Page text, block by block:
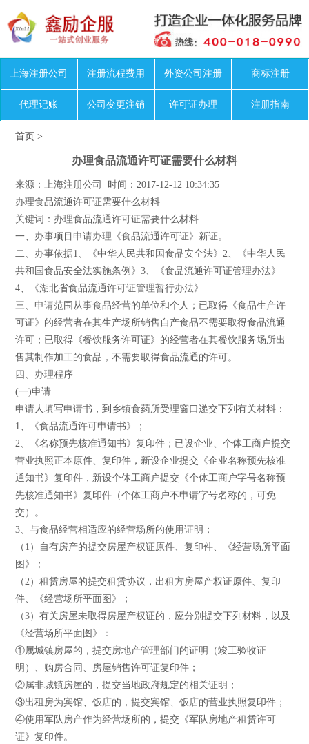
上海注册公司 注册流程费用 外资公司注册 商标注册
代理记账 公司变更注销 许可证办理 注册指南
首页 >
办理食品流通许可证需要什么材料
来源：上海注册公司 时间：2017-12-12 10:34:35
办理食品流通许可证需要什么材料
关键词：办理食品流通许可证需要什么材料
一、办事项目申请办理《食品流通许可证》新证。
二、办事依据1、《中华人民共和国食品安全法》2、《中华人民
共和国食品安全法实施条例》3、《食品流通许可证管理办法》
4、《湖北省食品流通许可证管理暂行办法》
三、申请范围从事食品经营的单位和个人；已取得《食品生产许
可证》的经营者在其生产场所销售自产食品不需要取得食品流通
许可；已取得《餐饮服务许可证》的经营者在其餐饮服务场所出
售其制作加工的食品，不需要取得食品流通的许可。
四、办理程序
(一)申请
申请人填写申请书，到乡镇食药所受理窗口递交下列有关材料：
1、《食品流通许可申请书》；
2、《名称预先核准通知书》复印件；已设企业、个体工商户提交
营业执照正本原件、复印件，新设企业提交《企业名称预先核准
通知书》复印件，新设个体工商户提交《个体工商户字号名称预
先核准通知书》复印件（个体工商户不申请字号名称的，可免
交）。
3、与食品经营相适应的经营场所的使用证明；
（1）自有房产的提交房屋产权证原件、复印件、《经营场所平面
图》；
（2）租赁房屋的提交租赁协议，出租方房屋产权证原件、复印
件、《经营场所平面图》；
（3）有关房屋未取得房屋产权证的，应分别提交下列材料，以及
《经营场所平面图》：
①属城镇房屋的，提交房地产管理部门的证明（竣工验收证
明）、购房合同、房屋销售许可证复印件；
②属非城镇房屋的，提交当地政府规定的相关证明；
③出租房为宾馆、饭店的，提交宾馆、饭店的营业执照复印件；
④使用军队房产作为经营场所的，提交《军队房地产租赁许可
证》复印件。